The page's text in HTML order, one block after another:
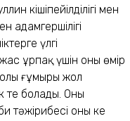
кішіпейілділігі мен
адамгершілігі
үлгі
ұрпақ үшін оның өмір
ғұмыры жол
те болады. Оның
тәжірибесі оның кең